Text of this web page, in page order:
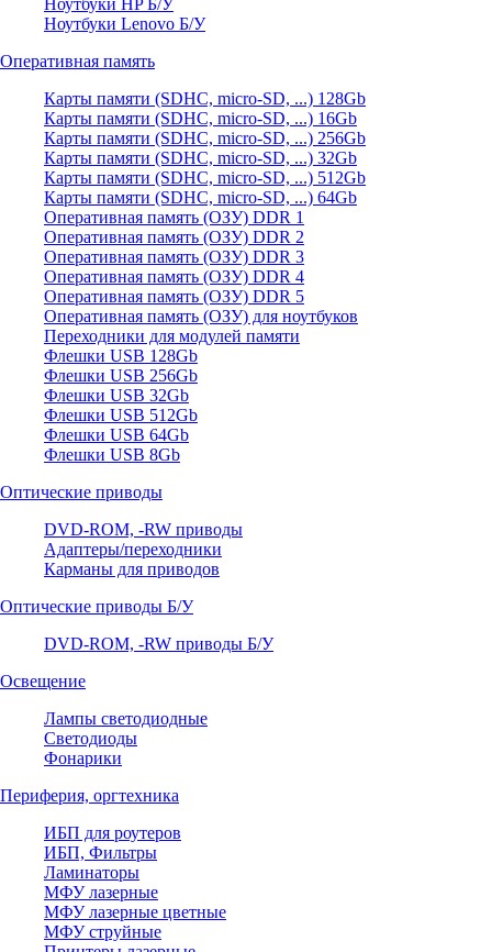
Ноутбуки Lenovo Б/У
Оперативная память
Карты памяти (SDHC, micro-SD, ...) 128Gb
Карты памяти (SDHC, micro-SD, ...) 16Gb
Карты памяти (SDHC, micro-SD, ...) 256Gb
Карты памяти (SDHC, micro-SD, ...) 32Gb
Карты памяти (SDHC, micro-SD, ...) 512Gb
Карты памяти (SDHC, micro-SD, ...) 64Gb
Оперативная память (ОЗУ) DDR 1
Оперативная память (ОЗУ) DDR 2
Оперативная память (ОЗУ) DDR 3
Оперативная память (ОЗУ) DDR 4
Оперативная память (ОЗУ) DDR 5
Оперативная память (ОЗУ) для ноутбуков
Переходники для модулей памяти
Флешки USB 128Gb
Флешки USB 256Gb
Флешки USB 32Gb
Флешки USB 512Gb
Флешки USB 64Gb
Флешки USB 8Gb
Оптические приводы
DVD-ROM, -RW приводы
Адаптеры/переходники
Карманы для приводов
Оптические приводы Б/У
DVD-ROM, -RW приводы Б/У
Освещение
Лампы светодиодные
Светодиоды
Фонарики
Периферия, оргтехника
ИБП для роутеров
ИБП, Фильтры
Ламинаторы
МФУ лазерные
МФУ лазерные цветные
МФУ струйные